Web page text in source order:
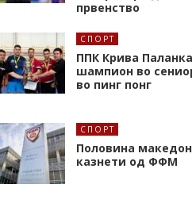
првенство
СПОРТ
ППК Крива
шампион во
во пинг понг
СПОРТ
Половина
казнети од ФФМ